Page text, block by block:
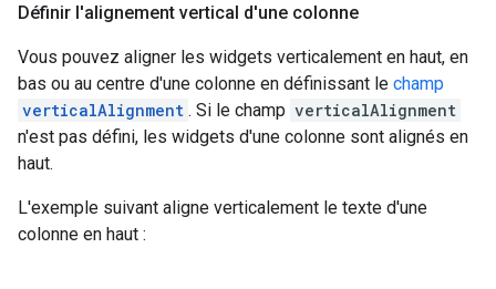
Définir l'alignement vertical d'une colonne
Vous pouvez aligner les widgets verticalement en haut, en
bas ou au centre d'une colonne en définissant le champ
verticalAlignment . Si le champ verticalAlignment
n'est pas défini, les widgets d'une colonne sont alignés en
haut.
L'exemple suivant aligne verticalement le texte d'une
colonne en haut :